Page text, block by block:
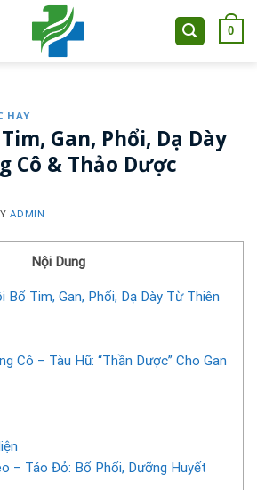
0
HAY
Gan, Phổi, Dạ Dày
Cô & Thảo Dược
ADMIN
Nội Dung
Bổ Tim, Gan, Phổi, Dạ Dày Từ Thiên
Cô – Tàu Hũ: “Thần Dược” Cho Gan
– Táo Đỏ: Bổ Phổi, Dưỡng Huyết